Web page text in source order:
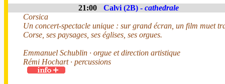
21:00 Calvi (2B) - cathedrale
Corsica
Un concert-spectacle unique : sur grand écran, un film muet
Corse, ses paysages, ses églises, ses orgues.
Emmanuel Schublin · orgue et direction artistique
Rémi Hochart · percussions